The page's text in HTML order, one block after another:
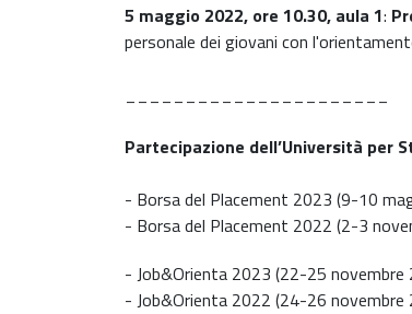
5 maggio 2022, ore 10.30, aula 1:
personale dei giovani con
Partecipazione dell’Università per
- Borsa del Placement 2023 (9-10
- Borsa del Placement 2022 (2-3
- Job&Orienta 2023 (22-25 novembre
- Job&Orienta 2022 (24-26 novembre